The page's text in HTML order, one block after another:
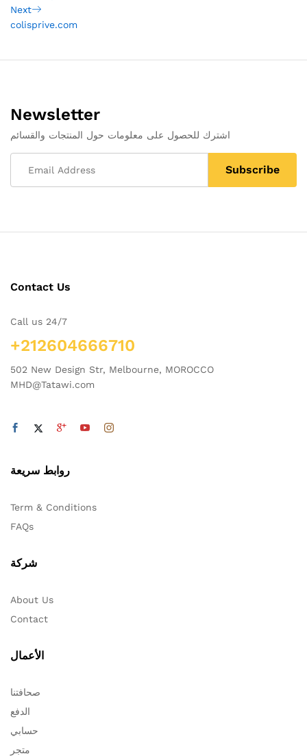
navigation
Next
Post
Next
colisprive.com
Newsletter
اشترك للحصول على معلومات حول المنتجات والقسائم
Contact Us
Call us 24/7
+212604666710
502 New Design Str, Melbourne, MOROCCO
MHD@Tatawi.com
روابط سريعة
Term & Conditions
FAQs
شركة
About Us
Contact
الأعمال
صحافتنا
الدفع
حسابي
متجر